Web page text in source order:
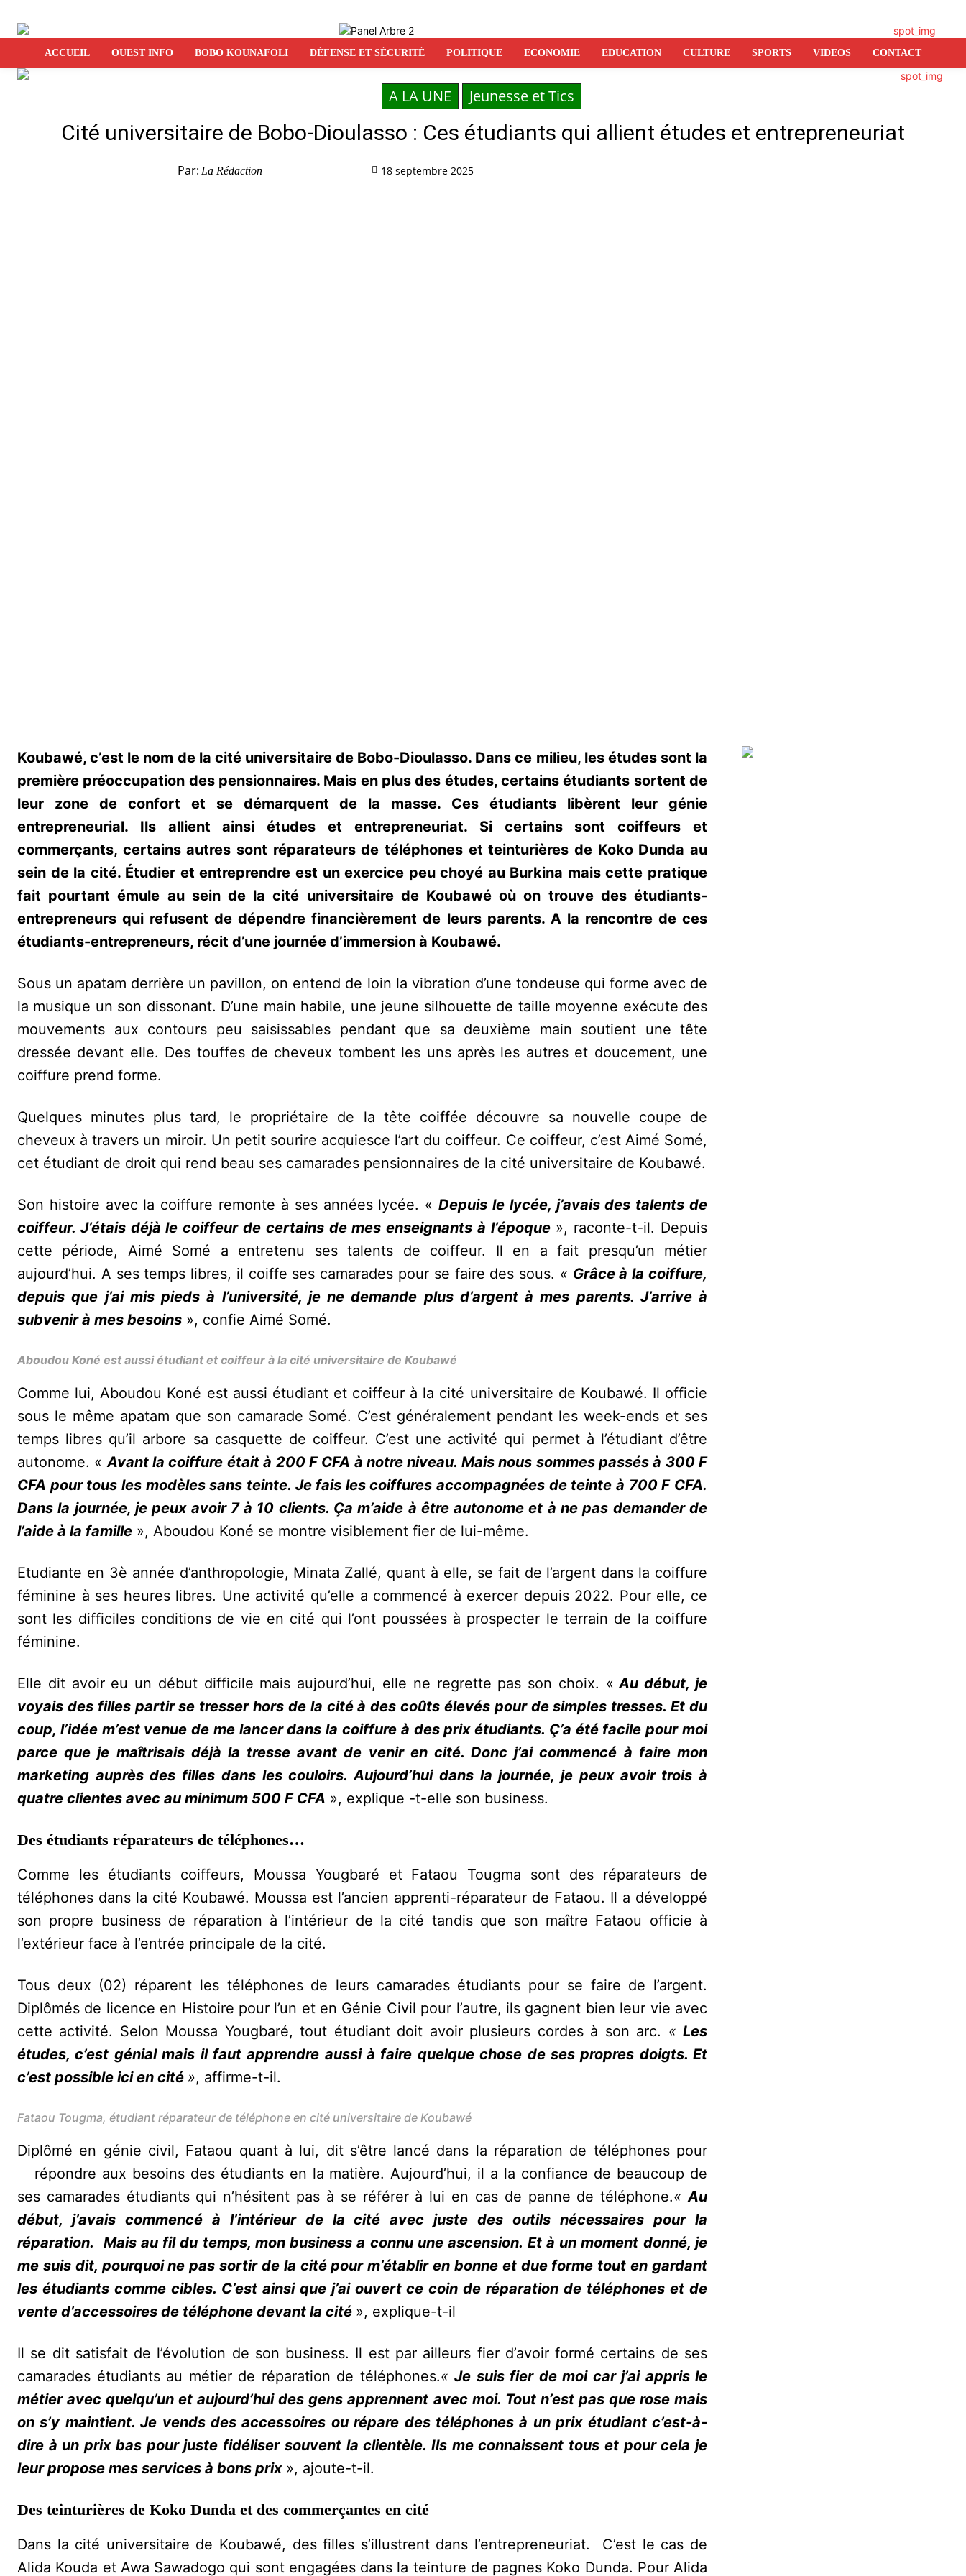
ACCUEIL OUEST INFO BOBO KOUNAFOLI DÉFENSE ET SÉCURITÉ POLITIQUE ECONOMIE EDUCATION CULTURE SPORTS VIDEOS CONTACT
A LA UNE Jeunesse et Tics
Cité universitaire de Bobo-Dioulasso : Ces étudiants qui allient études et entrepreneuriat
Par: La Rédaction 18 septembre 2025
Koubawé, c’est le nom de la cité universitaire de Bobo-Dioulasso. Dans ce milieu, les études sont la
première préoccupation des pensionnaires. Mais en plus des études, certains étudiants sortent de
leur zone de confort et se démarquent de la masse. Ces étudiants libèrent leur génie
entrepreneurial. Ils allient ainsi études et entrepreneuriat. Si certains sont coiffeurs et
commerçants, certains autres sont réparateurs de téléphones et teinturières de Koko Dunda au
sein de la cité. Étudier et entreprendre est un exercice peu choyé au Burkina mais cette pratique
fait pourtant émule au sein de la cité universitaire de Koubawé où on trouve des étudiants-
entrepreneurs qui refusent de dépendre financièrement de leurs parents. A la rencontre de ces
étudiants-entrepreneurs, récit d’une journée d’immersion à Koubawé.
‎Sous un apatam derrière un pavillon, on entend de loin la vibration d’une tondeuse qui forme avec de
la musique un son dissonant. D’une main habile, une jeune silhouette de taille moyenne exécute des
mouvements aux contours peu saisissables pendant que sa deuxième main soutient une tête
dressée devant elle. Des touffes de cheveux tombent les uns après les autres et doucement, une
coiffure prend forme.
Quelques minutes plus tard, le propriétaire de la tête coiffée découvre sa nouvelle coupe de
cheveux à travers un miroir. Un petit sourire acquiesce l’art du coiffeur. Ce coiffeur, c’est Aimé Somé,
cet étudiant de droit qui rend beau ses camarades pensionnaires de la cité universitaire de Koubawé.
Son histoire avec la coiffure remonte à ses années lycée. «Depuis le lycée, j’avais des talents de
coiffeur. J’étais déjà le coiffeur de certains de mes enseignants à l’époque », raconte-t-il. Depuis
cette période, Aimé Somé a entretenu ses talents de coiffeur. Il en a fait presqu’un métier
aujourd’hui. A ses temps libres, il coiffe ses camarades pour se faire des sous. « Grâce à la coiffure,
depuis que j’ai mis pieds à l’université, je ne demande plus d’argent à mes parents. J’arrive à
subvenir à mes besoins », confie Aimé Somé.
Aboudou Koné est aussi étudiant et coiffeur à la cité universitaire de Koubawé
‎Comme lui, Aboudou Koné est aussi étudiant et coiffeur à la cité universitaire de Koubawé. Il officie
sous le même apatam que son camarade Somé. C’est généralement pendant les week-ends et ses
temps libres qu’il arbore sa casquette de coiffeur. C’est une activité qui permet à l’étudiant d’être
autonome. «Avant la coiffure était à 200 F CFA à notre niveau. Mais nous sommes passés à 300 F
CFA pour tous les modèles sans teinte. Je fais les coiffures accompagnées de teinte à 700 F CFA.
Dans la journée, je peux avoir 7 à 10 clients. Ça m’aide à être autonome et à ne pas demander de
l’aide à la famille », Aboudou Koné se montre visiblement fier de lui-même.
Etudiante en 3è année d’anthropologie, Minata Zallé, quant à elle, se fait de l’argent dans la coiffure
féminine à ses heures libres. Une activité qu’elle a commencé à exercer depuis 2022. Pour elle, ce
sont les difficiles conditions de vie en cité qui l’ont poussées à prospecter le terrain de la coiffure
féminine.
Elle dit avoir eu un début difficile mais aujourd’hui, elle ne regrette pas son choix. « Au début, je
voyais des filles partir se tresser hors de la cité à des coûts élevés pour de simples tresses. Et du
coup, l’idée m’est venue de me lancer dans la coiffure à des prix étudiants. Ç’a été facile pour moi
parce que je maîtrisais déjà la tresse avant de venir en cité. Donc j’ai commencé à faire mon
marketing auprès des filles dans les couloirs. Aujourd’hui dans la journée, je peux avoir trois à
quatre clientes avec au minimum 500 F CFA », explique -t-elle son business.
Des étudiants réparateurs de téléphones…
‎Comme les étudiants coiffeurs, Moussa Yougbaré et Fataou Tougma sont des réparateurs de
téléphones dans la cité Koubawé. Moussa est l’ancien apprenti-réparateur de Fataou. Il a développé
son propre business de réparation à l’intérieur de la cité tandis que son maître Fataou officie à
l’extérieur face à l’entrée principale de la cité.
Tous deux (02) réparent les téléphones de leurs camarades étudiants pour se faire de l’argent.
Diplômés de licence en Histoire pour l’un et en Génie Civil pour l’autre, ils gagnent bien leur vie avec
cette activité. Selon Moussa Yougbaré, tout étudiant doit avoir plusieurs cordes à son arc. «Les
études, c’est génial mais il faut apprendre aussi à faire quelque chose de ses propres doigts. Et
c’est possible ici en cité », affirme-t-il.
Fataou Tougma, étudiant réparateur de téléphone en cité universitaire de Koubawé
‎Diplômé en génie civil, Fataou quant à lui, dit s’être lancé dans la réparation de téléphones pour
répondre aux besoins des étudiants en la matière. Aujourd’hui, il a la confiance de beaucoup de
ses camarades étudiants qui n’hésitent pas à se référer à lui en cas de panne de téléphone.« Au
début, j’avais commencé à l’intérieur de la cité avec juste des outils nécessaires pour la
réparation. Mais au fil du temps, mon business a connu une ascension. Et à un moment donné, je
me suis dit, pourquoi ne pas sortir de la cité pour m’établir en bonne et due forme tout en gardant
les étudiants comme cibles. C’est ainsi que j’ai ouvert ce coin de réparation de téléphones et de
vente d’accessoires de téléphone devant la cité », explique-t-il
‎Il se dit satisfait de l’évolution de son business. Il est par ailleurs fier d’avoir formé certains de ses
camarades étudiants au métier de réparation de téléphones.« Je suis fier de moi car j’ai appris le
métier avec quelqu’un et aujourd’hui des gens apprennent avec moi. Tout n’est pas que rose mais
on s’y maintient. Je vends des accessoires ou répare des téléphones à un prix étudiant c’est-à-
dire à un prix bas pour juste fidéliser souvent la clientèle. Ils me connaissent tous et pour cela je
leur propose mes services à bons prix», ajoute-t-il.
Des teinturières de Koko Dunda et des commerçantes en cité
‎Dans la cité universitaire de Koubawé, des filles s’illustrent dans l’entrepreneuriat. C’est le cas de
Alida Kouda et Awa Sawadogo qui sont engagées dans la teinture de pagnes Koko Dunda. Pour Alida